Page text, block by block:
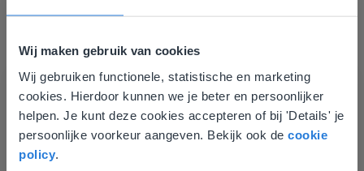
Wij maken gebruik van cookies
Wij gebruiken functionele, statistische en marketing
cookies. Hierdoor kunnen we je beter en persoonlijker
helpen. Je kunt deze cookies accepteren of bij 'Details' je
persoonlijke voorkeur aangeven. Bekijk ook de cookie
policy
Les
Deze website komt niet
overeen met je locatie
Gezien je locatie, denken we dat je misschien
liever naar de website voor English gaat. Hier